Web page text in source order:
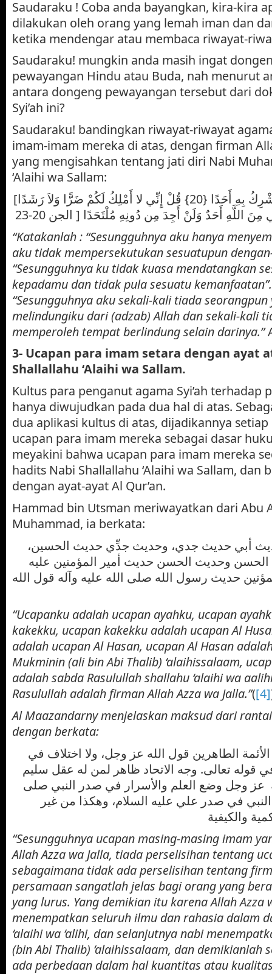
Saudaraku ! Coba anda bayangkan, kira-kira
dilakukan oleh orang yang lemah iman dan
ketika mendengar atau membaca riwayat-
Saudaraku! mungkin anda masih ingat
pewayangan Hindu atau Buda, nah menurut
antara dongeng pewayangan tersebut dari
Syi’ah ini?
Saudaraku! bandingkan riwayat-riwayat
imam-imam mereka di atas, dengan firman
yang mengisahkan tentang jati diri Nabi
‘Alaihi wa Sallam:
[قُلْ إِنَّمَا أَدْعُو رَبِّي وَلا أُشْرِكُ بِهِ أَحَدًا {20} قُلْ إِنِّي لا أَمْلِكُ لَكُمْ ضَرًّا وَلاَ رَشَدًا
“Katakanlah : “Sesungguhnya aku hanya
aku tidak mempersekutukan sesuatupun
“Sesungguhnya ku tidak kuasa mendatangkan
kepadamu dan tidak pula sesuatu
“Sesungguhnya aku sekali-kali tiada
melindungiku dari (adzab) Allah dan sekali-kali
memperoleh tempat berlindung selain darinya.”
3- Ucapan para imam setara dengan ayat
Shallallahu ‘Alaihi wa Sallam.
Kultus para penganut agama Syi’ah terhadap
hanya diwujudkan pada dua hal di atas.
dua aplikasi kultus di atas, dijadikannya
ucapan para imam mereka sebagai dasar
meyakini bahwa ucapan para imam mereka
hadits Nabi Shallallahu ‘Alaihi wa Sallam, dan
dengan ayat-ayat Al Qur’an.
Hammad bin Utsman meriwayatkan dari Abu
Muhammad, ia berkata:
أبي حديث جدي، وحديث جدِّي حديث الحسين،
وحديث الحسن حديث أمير المؤمنين عليه
حديث رسول الله صلى الله عليه وآله قول الله
“Ucapanku adalah ucapan ayahku, ucapan
kakekku, ucapan kakekku adalah ucapan Al
adalah ucapan Al Hasan, ucapan Al Hasan
Mukminin (ali bin Abi Thalib) ‘alaihissalaam,
adalah sabda Rasulullah shallahu ‘alaihi wa
Rasulullah adalah firman Allah Azza wa Jalla.”([4]
Al Maazandarny menjelaskan maksud dari
dengan berkata:
الطاهرين قول الله عز وجل، ولا اختلاف في
قوله تعالى. وجه الاتحاد ظاهر لمن له عقل سليم
عز وجل وضع العلم والأسرار في صدر النبي صلى
النبي في صدر علي عليه السلام، وهكذا من غير
“Sesungguhnya ucapan masing-masing imam
Allah Azza wa Jalla, tiada perselisihan tentang
sebagaimana tidak ada perselisihan tentang
persamaan sangatlah jelas bagi orang yang
yang lurus. Yang demikian itu karena Allah Azza
menempatkan seluruh ilmu dan rahasia dalam
‘alaihi wa ‘alihi, dan selanjutnya nabi
(bin Abi Thalib) ‘alaihissalaam, dan demikianlah
ada perbedaan dalam hal kuantitas atau